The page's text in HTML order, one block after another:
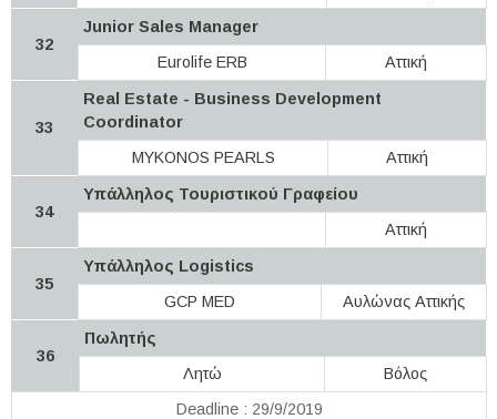
32
Junior Sales Manager
Eurolife ERB
Αττική
33
Real Estate - Business Development
Coordinator
MYKONOS PEARLS
Αττική
34
Yπάλληλος Τουριστικού Γραφείου
Αττική
35
Yπάλληλος Logistics
GCP MED
Αυλώνας Αττικής
36
Πωλητής
Λητώ
Βόλος
Deadline : 29/9/2019